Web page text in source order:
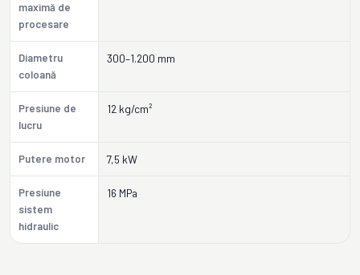
maximă de
procesare
Diametru
coloană
300–1.200 mm
Presiune de
lucru
12 kg/cm²
Putere motor 7,5 kW
Presiune
sistem
hidraulic
16 MPa